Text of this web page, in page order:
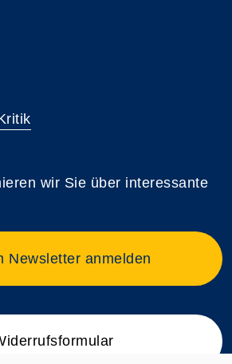
wir Sie über interessante
Newsletter anmelden